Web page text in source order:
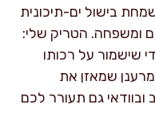
שמחת בישול ים-תיכונית
ומשפחה. הטריק שלי:
שישמור על רכותו
שמאזן את
גם תעורר לכם